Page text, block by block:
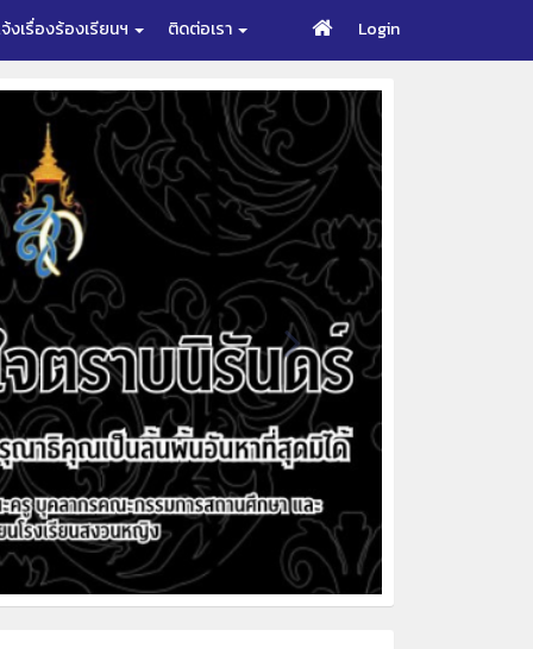
งเรื่องร้องเรียนฯ ติดต่อเรา Login